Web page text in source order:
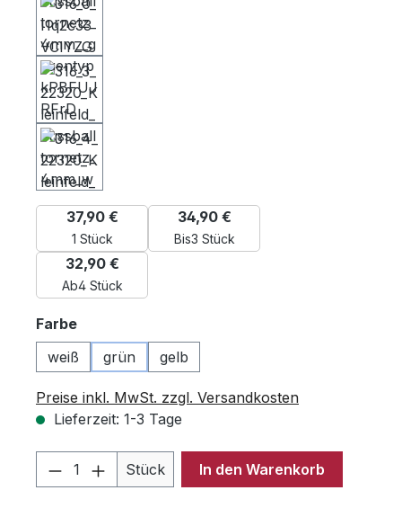
1 Stück
37,90 €
Bis3 Stück
34,90 €
Ab4 Stück
32,90 €
Farbeauswählen
weiß
grün gelb
Preise inkl. MwSt. zzgl. Versandkosten
Lieferzeit: 1-3 Tage
Produkt Anzahl: Gib den
Stück In den Warenkorb